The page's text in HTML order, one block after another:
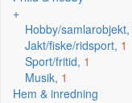
+
Hobby/samlarobjekt,
Jakt/fiske/ridsport, 1
Sport/fritid, 1
Musik, 1
Hem & inredning